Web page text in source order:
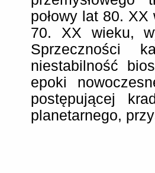
połowy lat 80.
70. XX wieku,
Sprzeczności
niestabilność
epoki
postępującej
planetarnego,